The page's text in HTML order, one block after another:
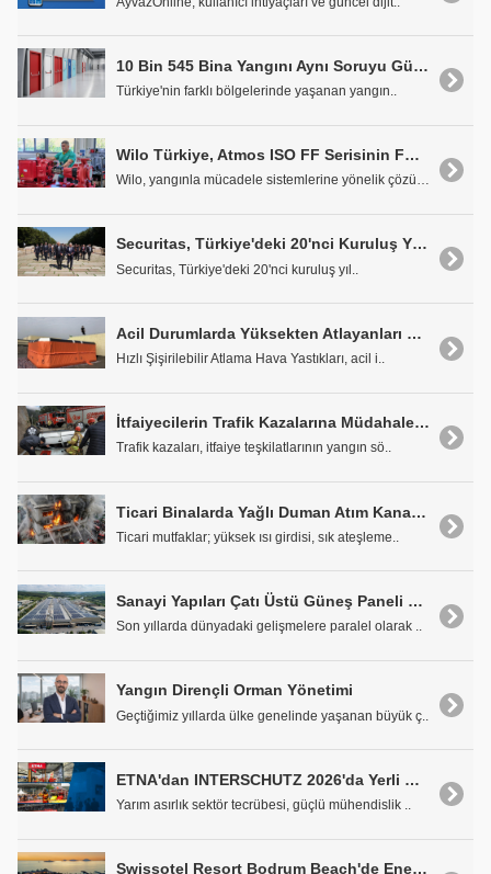
10 Bin 545 Bina Yangını Aynı Soruyu Gündeme Getirdi: Yangın Kapıları Ne Kadar Güvenli?
Türkiye'nin farklı bölgelerinde yaşanan yangın..
Wilo Türkiye, Atmos ISO FF Serisinin FM Sertifikasyonunu Tamamladı
Wilo, yangınla mücadele sistemlerine yönelik çözüm..
Securitas, Türkiye'deki 20'nci Kuruluş Yıl Dönümünü Anıtkabir Ziyaretiyle Taçlandırdı
Securitas, Türkiye'deki 20'nci kuruluş yıl..
Acil Durumlarda Yüksekten Atlayanları Kurtarma Amaçlı Atlama Hava Yastıkları
Hızlı Şişirilebilir Atlama Hava Yastıkları, acil i..
İtfaiyecilerin Trafik Kazalarına Müdahale Sürecinde Bilinmesi Gerekenler
Trafik kazaları, itfaiye teşkilatlarının yangın sö..
Ticari Binalarda Yağlı Duman Atım Kanallarında Yangın Güvenliği Risk Mekanizmaları, Doğrulama Yaklaşımları ve ASTM E2336 ile UL 2221'in Önemi
Ticari mutfaklar; yüksek ısı girdisi, sık ateşleme..
Sanayi Yapıları Çatı Üstü Güneş Paneli Uygulamalarında Yangın Riski ve Önlemi
Son yıllarda dünyadaki gelişmelere paralel olarak ..
Yangın Dirençli Orman Yönetimi
Geçtiğimiz yıllarda ülke genelinde yaşanan büyük ç..
ETNA'dan INTERSCHUTZ 2026'da Yerli Mühendislik Gücü Gösterisi
Yarım asırlık sektör tecrübesi, güçlü mühendislik ..
Swissotel Resort Bodrum Beach'de Enerji Verimliliği Yüksek ETNA Çözümleri Tercih Edildi